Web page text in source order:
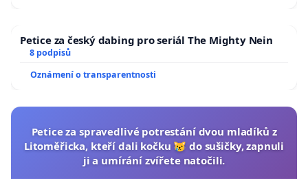
Petice za český dabing pro seriál The Mighty Nein
8 podpisů
Oznámení o transparentnosti
Petice za spravedlivé potrestání dvou mladíků z
Litoměřicka, kteří dali kočku 😿 do sušičky, zapnuli
ji a umírání zvířete natočili.